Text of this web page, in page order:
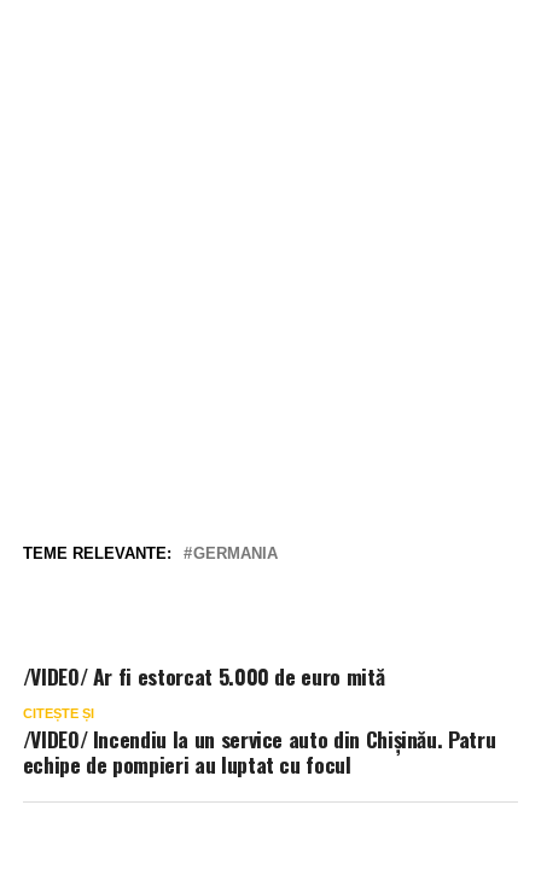
TEME RELEVANTE: GERMANIA
/VIDEO/ Ar fi estorcat 5.000 de euro mită
CITEȘTE ȘI
/VIDEO/ Incendiu la un service auto din Chișinău. Patru
echipe de pompieri au luptat cu focul